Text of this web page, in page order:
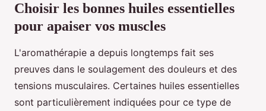
Choisir les bonnes huiles essentielles
pour apaiser vos muscles
L'aromathérapie a depuis longtemps fait ses
preuves dans le soulagement des douleurs et des
tensions musculaires. Certaines huiles essentielles
sont particulièrement indiquées pour ce type de